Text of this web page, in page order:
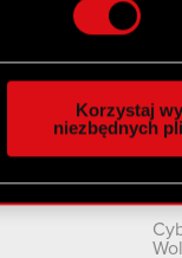
szczegółów . W
Wykorzystujemy
otrzymanymi od
zgadasz się na
Korzystaj
niezbędnych